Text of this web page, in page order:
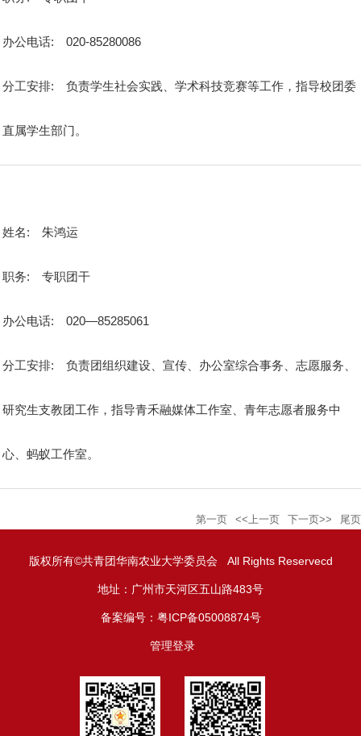
办公电话: 020-85280086
分工安排: 负责学生社会实践、学术科技竞赛等工作，指导校团委
直属学生部门。
姓名: 朱鸿运
职务: 专职团干
办公电话: 020—85285061
分工安排: 负责团组织建设、宣传、办公室综合事务、志愿服务、
研究生支教团工作，指导青禾融媒体工作室、青年志愿者服务中
心、蚂蚁工作室。
第一页 <<上一页 下一页>> 尾页
版权所有©共青团华南农业大学委员会 All Rights Reservecd
地址：广州市天河区五山路483号
备案编号：粤ICP备05008874号
管理登录